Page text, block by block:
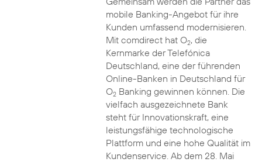
mobile Banking-Angebot für ihre
Kunden umfassend modernisieren.
Mit comdirect hat O2, die
Kernmarke der Telefónica
Deutschland, eine der führenden
Online-Banken in Deutschland für
O2Banking gewinnen können. Die
vielfach ausgezeichnete Bank
steht für Innovationskraft, eine
leistungsfähige technologische
Plattform und eine hohe Qualität im
Kundenservice. Ab dem 28. Mai